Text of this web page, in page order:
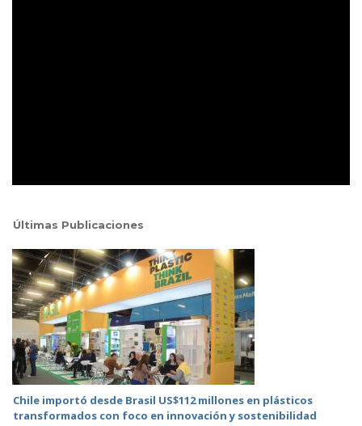
Últimas Publicaciones
Chile importó desde Brasil US$112 millones en plásticos
transformados con foco en innovación y sostenibilidad